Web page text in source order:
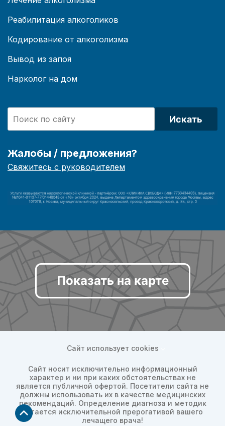
Реабилитация алкоголиков
Кодирование от алкоголизма
Вывод из запоя
Нарколог на дом
Искать
Жалобы / предложения?
Свяжитесь с руководителем
Показать на карте
Сайт использует cookies
Сайт носит исключительно информационный
характер и ни при каких обстоятельствах не
является публичной офертой. Посетители сайта не
должны использовать их в качестве медицинских
рекомендаций. Определение диагноза и методик
остается исключительной прерогативой вашего
лечащего врача!